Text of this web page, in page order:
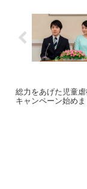
総力をあげた児童
キャンペーン始めま